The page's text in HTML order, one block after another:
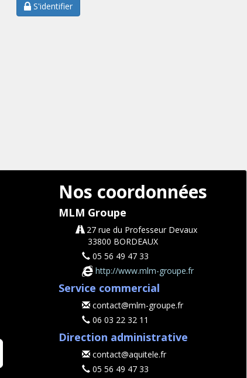
S'identifier
Nos coordonnées
MLM Groupe
27 rue du Professeur Devaux
33800 BORDEAUX
05 56 49 47 33
http://www.mlm-groupe.fr
Service commercial
contact@mlm-groupe.fr
06 03 22 32 11
Direction administrative
contact@aquitele.fr
05 56 49 47 33